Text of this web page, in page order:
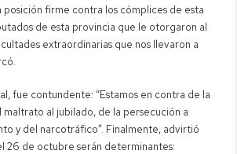
posición firme contra los cómplices de esta
de esta provincia que le otorgaron al
extraordinarias que nos llevaron a
fue contundente: “Estamos en contra de la
al jubilado, de la persecución a
y del narcotráfico”. Finalmente, advirtió
26 de octubre serán determinantes: